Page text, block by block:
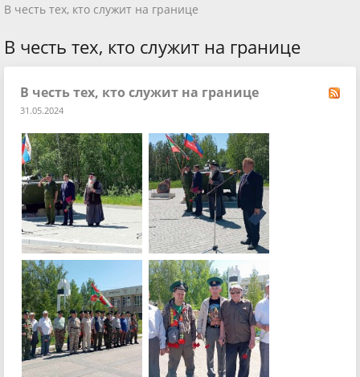
В честь тех, кто служит на границе
В честь тех, кто служит на границе
В честь тех, кто служит на границе
31.05.2024